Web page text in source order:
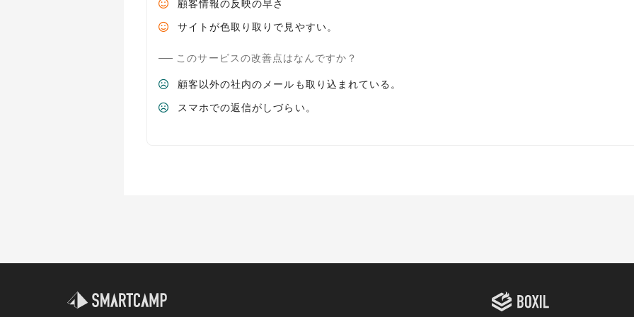
顧客情報の反映の早さ
サイトが色取り取りで見やすい。
このサービスの改善点はなんですか？
顧客以外の社内のメールも取り込まれている。
スマホでの返信がしづらい。